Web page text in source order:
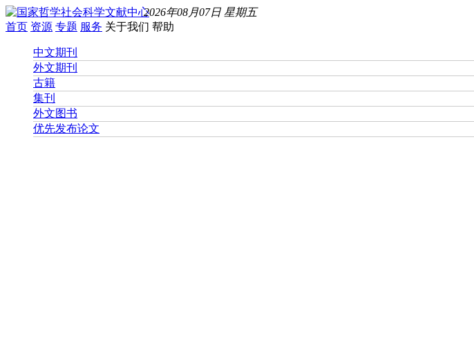
2026年08月07日 星期五
首页 资源 专题 服务 关于我们 帮助
中文期刊
外文期刊
古籍
集刊
外文图书
优先发布论文